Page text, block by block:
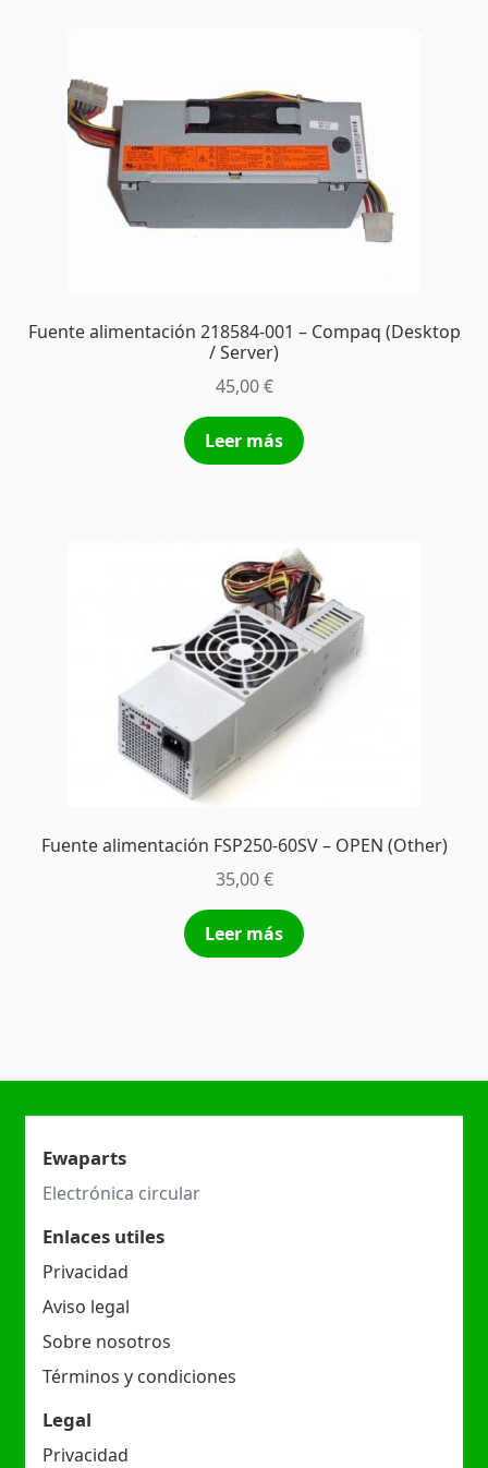
Fuente alimentación 218584-001 – Compaq (Desktop
/ Server)
45,00€
Leer más
Fuente alimentación FSP250-60SV – OPEN (Other)
35,00€
Leer más
Ewaparts
Electrónica circular
Enlaces utiles
Privacidad
Aviso legal
Sobre nosotros
Términos y condiciones
Legal
Privacidad